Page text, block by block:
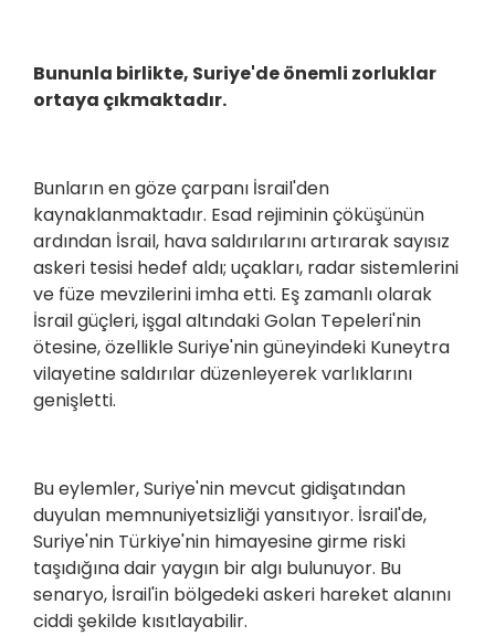
Bununla birlikte, Suriye'de önemli zorluklar
ortaya çıkmaktadır.
Bunların en göze çarpanı İsrail'den
kaynaklanmaktadır. Esad rejiminin çöküşünün
ardından İsrail, hava saldırılarını artırarak sayısız
askeri tesisi hedef aldı; uçakları, radar sistemlerini
ve füze mevzilerini imha etti. Eş zamanlı olarak
İsrail güçleri, işgal altındaki Golan Tepeleri'nin
ötesine, özellikle Suriye'nin güneyindeki Kuneytra
vilayetine saldırılar düzenleyerek varlıklarını
genişletti.
Bu eylemler, Suriye'nin mevcut gidişatından
duyulan memnuniyetsizliği yansıtıyor. İsrail'de,
Suriye'nin Türkiye'nin himayesine girme riski
taşıdığına dair yaygın bir algı bulunuyor. Bu
senaryo, İsrail'in bölgedeki askeri hareket alanını
ciddi şekilde kısıtlayabilir.